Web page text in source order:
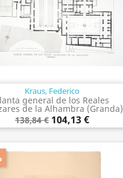
Kraus, Federico
general de los Reales
de la Alhambra (Granda)
138,84 € 104,13 €
Vista rápida